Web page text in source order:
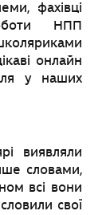
фахівці
НПП
онлайн
у наших
виявляли
словами,
всі вони
свої